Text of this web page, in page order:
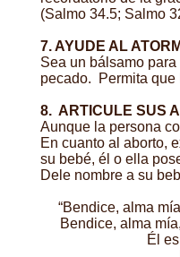
(Salmo 34.5; Salmo
7. AYUDE AL
Sea un bálsamo
pecado. Permita que
8. ARTICULE SUS
Aunque la persona
En cuanto al aborto,
su bebé, él o ella
Dele nombre a su
“Bendice, alma
Bendice, alma
Él